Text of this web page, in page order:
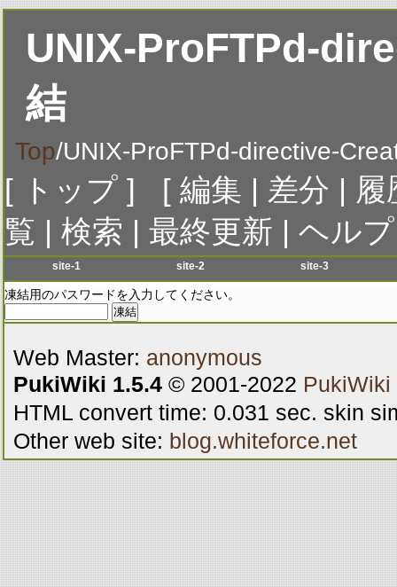
UNIX-ProFTPd-
結
Top/UNIX-ProFTPd-directive-
[ トップ ] [ 編集 | 差分 | 履
覧 | 検索 | 最終更新 | ヘルプ
site-1
menu-1
menu-4
menu-5
site-2
menu-1
menu-2
menu-4
menu-5
site-3
menu-4
menu-5
凍結用のパスワードを入力してください。
Web Master: anonymous
PukiWiki 1.5.4 © 2001-2022 PukiWiki
HTML convert time: 0.031 sec. skin
Other web site: blog.whiteforce.net